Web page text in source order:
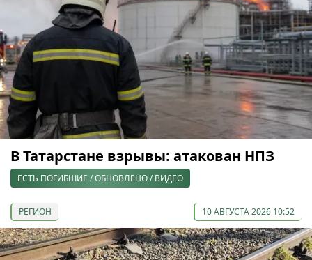
В Татарстане взрывы: атакован НПЗ
ЕСТЬ ПОГИБШИЕ / ОБНОВЛЕНО / ВИДЕО
РЕГИОН 10 АВГУСТА 2026 10:52